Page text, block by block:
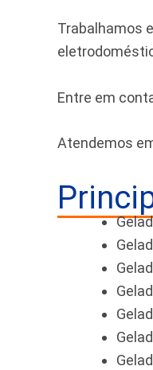
Trabalhamos
Entre em
Atendemos